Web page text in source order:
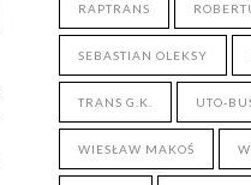
RAPTRANS
SEBASTIAN OLEKSY
TRANS G.K. UTO-
WIESŁAW MAKOŚ